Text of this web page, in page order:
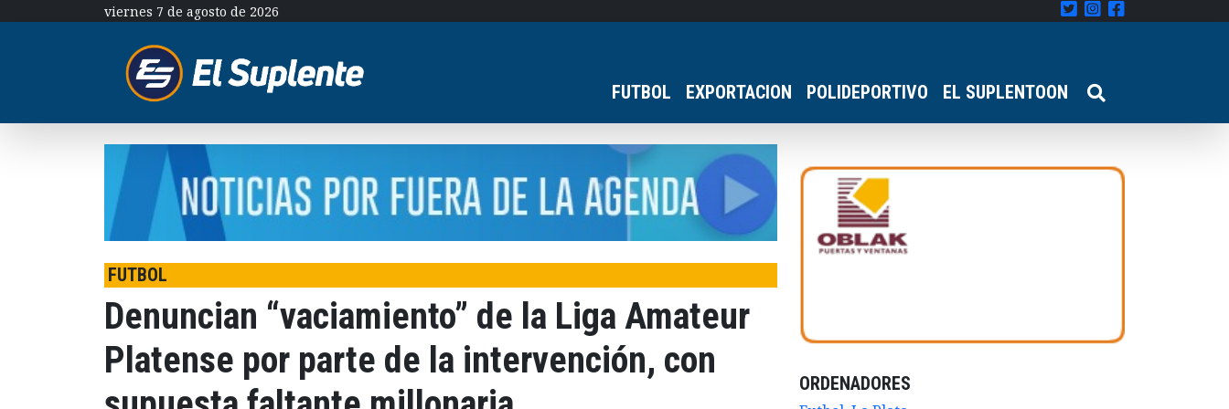
viernes 7 de agosto de 2026
FUTBOL EXPORTACION POLIDEPORTIVO EL SUPLENTOON
FUTBOL
Denuncian “vaciamiento” de la Liga Amateur
Platense por parte de la intervención, con
ORDENADORES